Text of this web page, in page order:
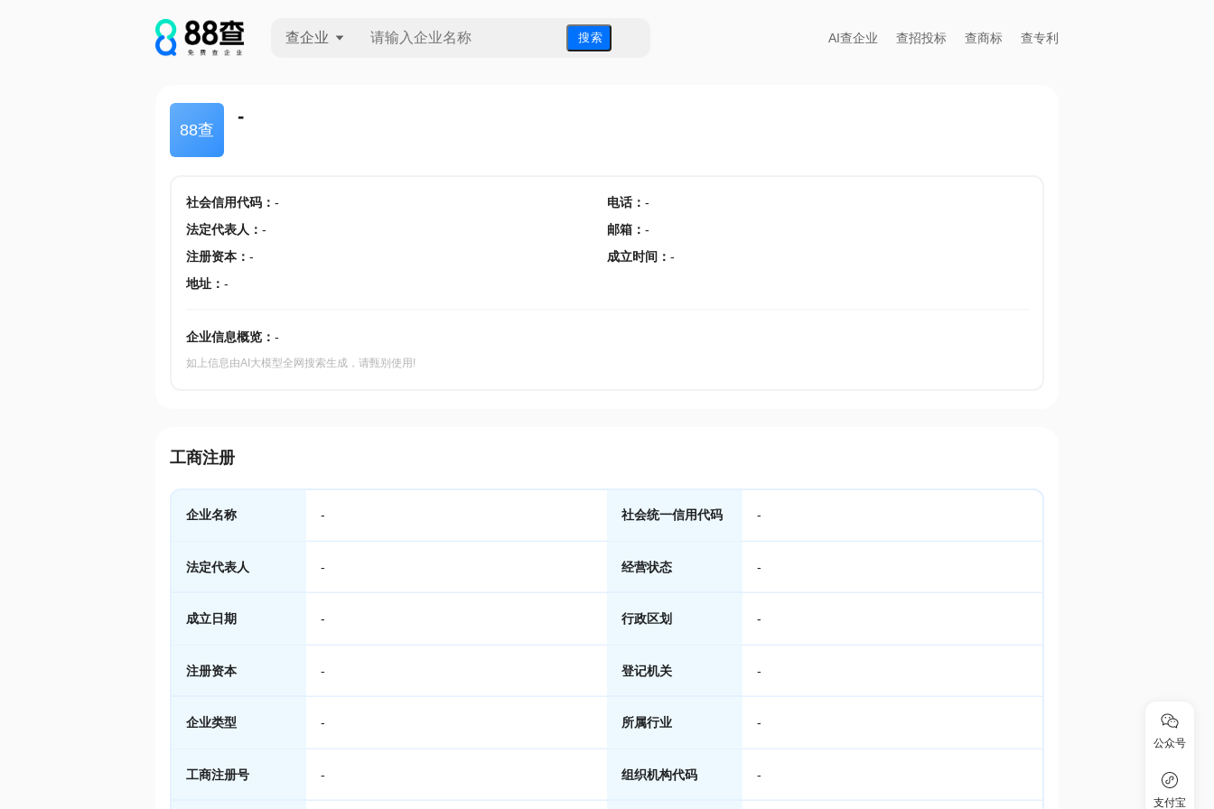
查企业 搜 索 AI查企业 查招投标 查商标 查专利
88查
-
社会信用代码： - 电话： -
法定代表人 ： - 邮箱 ： -
注册资本： - 成立时间 ： -
地址： -
企业信息概览： -
如上信息由AI大模型全网搜索生成，请甄别使用!
工商注册
企业名称 - 社会统一信用代码 -
法定代表人 - 经营状态 -
成立日期 - 行政区划 -
注册资本 - 登记机关 -
企业类型 - 所属行业 -
工商注册号 - 组织机构代码 -
公众号
支付宝